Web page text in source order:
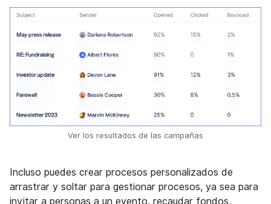
Ver los resultados de las campañas
Incluso puedes crear procesos personalizados de
arrastrar y soltar para gestionar procesos, ya sea para
invitar a personas a un evento, recaudar fondos,